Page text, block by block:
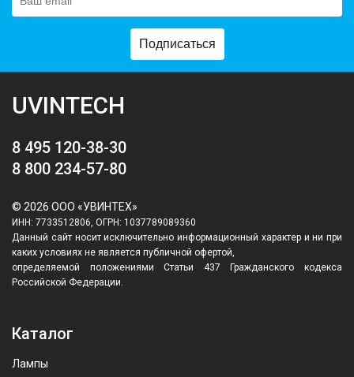
Подписаться
UVINTECH
8 495 120-38-30
8 800 234-57-80
© 2026 ООО «УВИНТЕХ»
ИНН: 7733512806, ОГРН: 1037789089360
Данный сайт носит исключительно информационный характер и ни при
каких условиях не является публичной офертой,
определяемой положениями Статьи 437 Гражданского кодекса
Российской Федерации.
Каталог
Лампы